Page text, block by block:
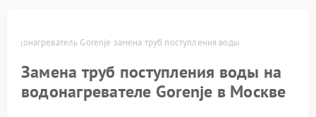
Водонагреватель Gorenje замена труб поступления воды
Замена труб поступления воды на
водонагревателе Gorenje в Москве